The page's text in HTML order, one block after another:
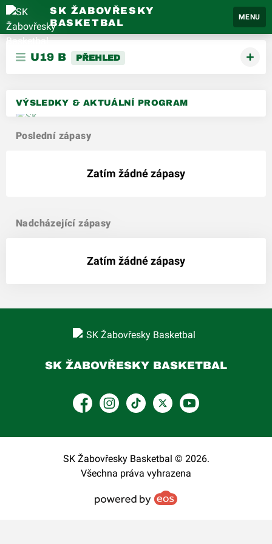
SK ŽABOVŘESKY
BASKETBAL
MENU
U19 B PŘEHLED
VÝSLEDKY & AKTUÁLNÍ PROGRAM
Poslední zápasy
Zatím žádné zápasy
Nadcházející zápasy
Zatím žádné zápasy
SK ŽABOVŘESKY BASKETBAL
FacebookInstagram
TikTokPlatform X
YouTube
SK Žabovřesky Basketbal © 2026.
Všechna práva vyhrazena